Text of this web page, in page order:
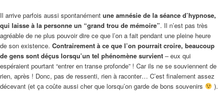
Il arrive parfois aussi spontanément une amnésie de la séance d’hypnose,
qui laisse à la personne un “grand trou de mémoire”. Il n’est pas très
agréable de ne plus pouvoir dire ce que l’on a fait pendant une pleine heure
de son existence. Contrairement à ce que l’on pourrait croire, beaucoup
de gens sont déçus lorsqu’un tel phénomène survient – eux qui
espéraient pourtant “entrer en transe profonde” ! Car ils ne se souviennent de
rien, après ! Donc, pas de ressenti, rien à raconter… C’est finalement assez
décevant (et ça coûte aussi cher que lorsqu’on garde de bons souvenirs
).